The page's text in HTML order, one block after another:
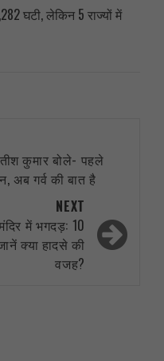
घटी, लेकिन 5 राज्यों में
कुमार बोले- पहले
अब गर्व की बात है
NEXT
में भगदड़: 10
क्या हादसे की
वजह?